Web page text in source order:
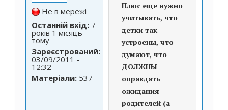
Не в мережі
Останній вхід: 7
років 1 місяць
тому
Зареєстрований:
03/09/2011 -
12:32
Матеріали: 537
Плюс еще нужно
учитывать, что
детки так
устроены, что
думают, что
ДОЛЖНЫ
оправдать
ожидания
родителей (а